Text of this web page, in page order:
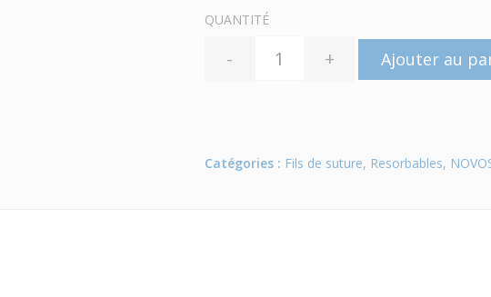
QUANTITÉ
- + Ajouter au
Catégories : Fils de suture, Resorbables,